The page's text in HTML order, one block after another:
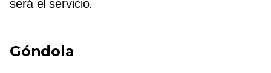
será el servicio.
Góndola